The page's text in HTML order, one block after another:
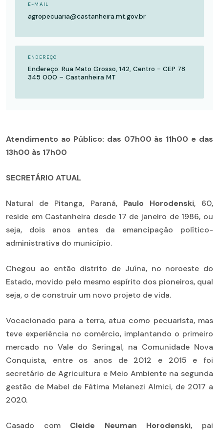
E-MAIL
agropecuaria@castanheira.mt.gov.br
ENDEREÇO
Endereço: Rua Mato Grosso, 142, Centro - CEP 78
345 000 – Castanheira MT
Atendimento ao Público: das 07h00 às 11h00 e das
13h00 às 17h00
SECRETÁRIO ATUAL
Natural de Pitanga, Paraná, Paulo Horodenski, 60,
reside em Castanheira desde 17 de janeiro de 1986, ou
seja, dois anos antes da emancipação político-
administrativa do município.
Chegou ao então distrito de Juína, no noroeste do
Estado, movido pelo mesmo espírito dos pioneiros, qual
seja, o de construir um novo projeto de vida.
Vocacionado para a terra, atua como pecuarista, mas
teve experiência no comércio, implantando o primeiro
mercado no Vale do Seringal, na Comunidade Nova
Conquista, entre os anos de 2012 e 2015 e foi
secretário de Agricultura e Meio Ambiente na segunda
gestão de Mabel de Fátima Melanezi Almici, de 2017 a
2020.
Casado com Cleide Neuman Horodenski, pai